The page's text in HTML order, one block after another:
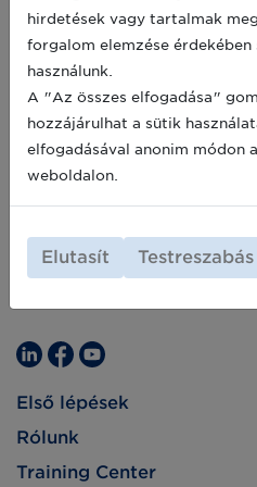
Első lépések
Rólunk
Training Center
hirdetések vagy tartalmak
forgalom elemzése
használunk.
A "Az összes elfogadása"
hozzájárulhat a sütik
elfogadásával anonim módon
weboldalon.
Elutasít Testreszabás